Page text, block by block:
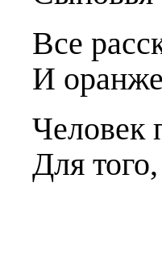
Все
И
Человек
Для тог